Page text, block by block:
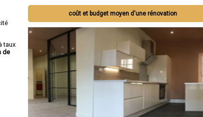
coût et budget moyen d'une rénovation
taux
de